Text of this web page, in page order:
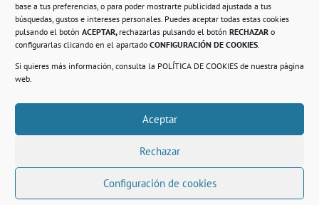
base a tus preferencias, o para poder mostrarte publicidad ajustada a tus
búsquedas, gustos e intereses personales. Puedes aceptar todas estas cookies
pulsando el botón ACEPTAR, rechazarlas pulsando el botón RECHAZAR o
configurarlas clicando en el apartado CONFIGURACIÓN DE COOKIES.
Si quieres más información, consulta la POLÍTICA DE COOKIES de nuestra página
web.
Aceptar
Rechazar
Configuración de cookies
Política de Cookies.
© 2021. Realizado en el Centro de Rehabilitación